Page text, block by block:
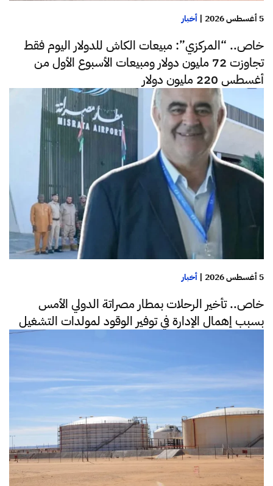
5 أغسطس 2026 | أخبار
خاص.. “المركزي”: مبيعات الكاش للدولار اليوم فقط
تجاوزت 72 مليون دولار ومبيعات الأسبوع الأول من
أغسطس 220 مليون دولار
5 أغسطس 2026 | أخبار
خاص.. تأخير الرحلات بمطار مصراتة الدولي الأمس
بسبب إهمال الإدارة في توفير الوقود لمولدات التشغيل